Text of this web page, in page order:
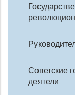
Советские
деятели